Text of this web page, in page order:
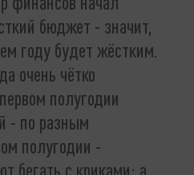
бюджет - значит,
году будет жёстким.
очень чётко
полугодии
- по разным
полугодии -
бегать с криками: а